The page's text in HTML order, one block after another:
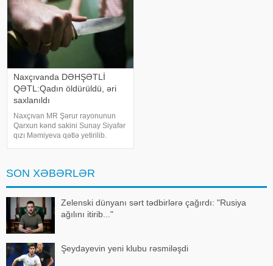
Naxçıvanda DƏHŞƏTLİ
QƏTL:Qadın öldürüldü, əri
saxlanıldı
Naxçıvan MR Şərur rayonunun
Qarxun kənd sakini Sunay Siyafər
qızı Məmiyeva qətlə yetirilib.
yoldaşı Nadir Yunis oğlu Məmiyev
saxlanılıb. Bildirili
SON XƏBƏRLƏR
Zelenski dünyanı sərt tədbirlərə çağırdı: "Rusiya
ağılını itirib..."
Şeydayevin yeni klubu rəsmiləşdi